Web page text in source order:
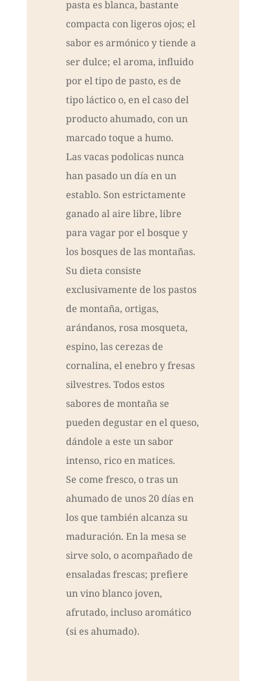
pasta es blanca, bastante
compacta con ligeros ojos; el
sabor es armónico y tiende a
ser dulce; el aroma, influido
por el tipo de pasto, es de
tipo láctico o, en el caso del
producto ahumado, con un
marcado toque a humo.
Las vacas podolicas nunca
han pasado un día en un
establo. Son estrictamente
ganado al aire libre, libre
para vagar por el bosque y
los bosques de las montañas.
Su dieta consiste
exclusivamente de los pastos
de montaña, ortigas,
arándanos, rosa mosqueta,
espino, las cerezas de
cornalina, el enebro y fresas
silvestres. Todos estos
sabores de montaña se
pueden degustar en el queso,
dándole a este un sabor
intenso, rico en matices.
Se come fresco, o tras un
ahumado de unos 20 días en
los que también alcanza su
maduración. En la mesa se
sirve solo, o acompañado de
ensaladas frescas; prefiere
un vino blanco joven,
afrutado, incluso aromático
(si es ahumado).